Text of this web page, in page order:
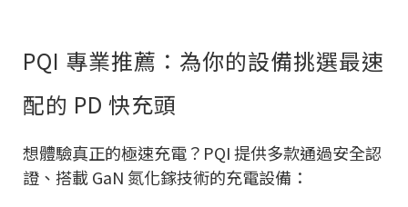
PQI 專業推薦：為你的設備挑選最速
配的 PD 快充頭
想體驗真正的極速充電？PQI 提供多款通過安全認
證、搭載 GaN 氮化鎵技術的充電設備：